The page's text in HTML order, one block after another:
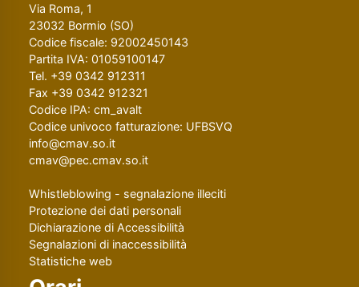
Via Roma, 1
23032 Bormio (SO)
Codice fiscale: 92002450143
Partita IVA: 01059100147
Tel. +39 0342 912311
Fax +39 0342 912321
Codice IPA: cm_avalt
Codice univoco fatturazione: UFBSVQ
info@cmav.so.it
cmav@pec.cmav.so.it
Whistleblowing - segnalazione illeciti
Protezione dei dati personali
Dichiarazione di Accessibilità
Segnalazioni di inaccessibilità
Statistiche web